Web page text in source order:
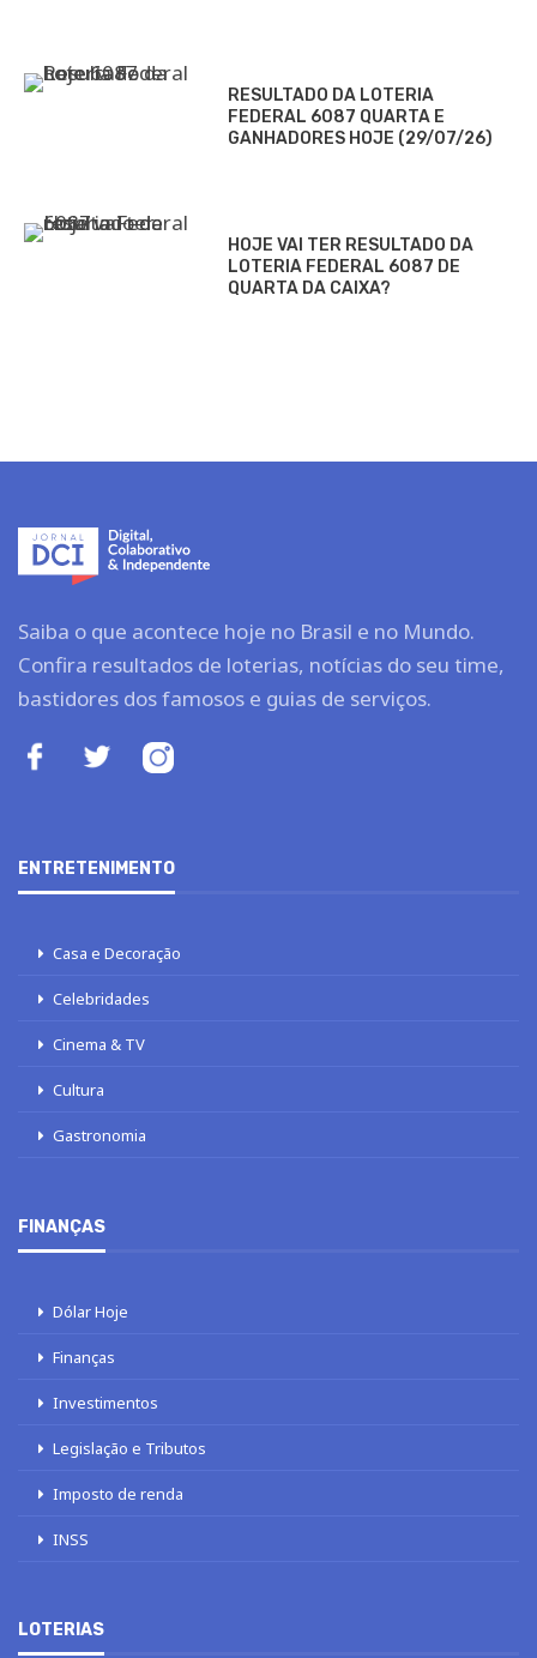
RESULTADO DA LOTERIA
FEDERAL 6087 QUARTA E
GANHADORES HOJE (29/07/26)
HOJE VAI TER RESULTADO DA
LOTERIA FEDERAL 6087 DE
QUARTA DA CAIXA?
Saiba o que acontece hoje no Brasil e no Mundo.
Confira resultados de loterias, notícias do seu time,
bastidores dos famosos e guias de serviços.
ENTRETENIMENTO
Casa e Decoração
Celebridades
Cinema & TV
Cultura
Gastronomia
FINANÇAS
Dólar Hoje
Finanças
Investimentos
Legislação e Tributos
Imposto de renda
INSS
LOTERIAS